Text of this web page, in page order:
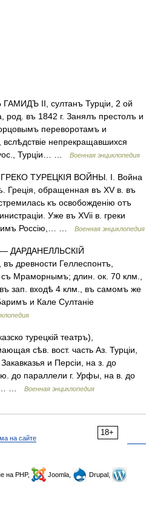
II, султанъ Турціи, 2 ой
род. въ 1842 г. Занялъ престолъ и
переворотамъ и
вслѣдствіе непрекращавшихся
Турціи… …
Военная энциклопедия
ТУРЕЦКІЯ ВОЙНЫ. I. Война
Греція, обращенная въ XV в. въ
къ освобожденію отъ
Уже въ XVii в. греки
имъ Россію,… …
Военная энциклопедия
— ДАРДАНЕЛЛЬСКІЙ
древности Геллеспонтъ,
Мраморнымъ; длин. ок. 70 клм.,
зап. входѣ 4 клм., въ самомъ же
и Кале Султаніе
турецкій театръ),
сѣв. вост. часть Аз. Турціи,
и Персіи, на з. до
ю. до параллели г. Урфы, на в. до
…
Военная энциклопедия
18+
на сайте
на PHP, Joomla,
Drupal,